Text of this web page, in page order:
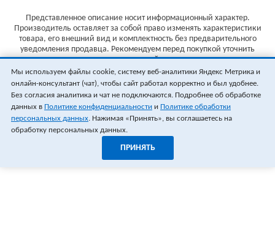
Представленное описание носит информационный характер.
Производитель оставляет за собой право изменять характеристики
товара, его внешний вид и комплектность без предварительного
уведомления продавца. Рекомендуем перед покупкой уточнить
характеристики товара на сайте производителя.
Указанные цены не являются публичной офертой (ст.435 ГК РФ).
Стоимость и наличие товара уточняйте у менеджера.
Мы используем файлы cookie, систему веб-аналитики Яндекс Метрика и
онлайн-консультант (чат), чтобы сайт работал корректно и был удобнее.
Без согласия аналитика и чат не подключаются. Подробнее об обработке
данных в Политике конфиденциальности и Политике обработки
персональных данных. Нажимая «Принять», вы соглашаетесь на
обработку персональных данных.
ПРИНЯТЬ